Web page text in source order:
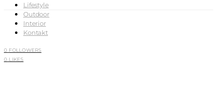
Lifestyle
Outdoor
Interior
Kontakt
0 FOLLOWERS
0 LIKES